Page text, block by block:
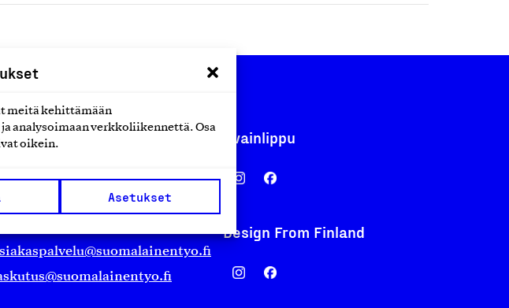
meitä kehittämään
analysoimaan verkkoliikennettä. Osa
oikein.
Asetukset
työ ry
Helsinki
Avainlippu
Design From Finland